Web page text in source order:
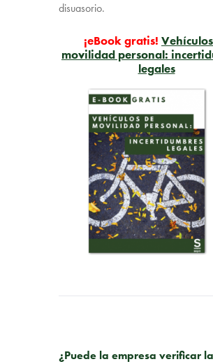
disuasorio.
¡eBook gratis!
movilidad personal:
legales
¿Puede la empresa verificar